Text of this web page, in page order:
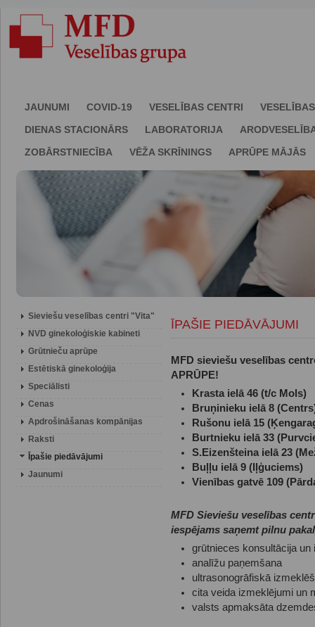
JAUNUMI COVID-19 VESELĪBAS CENTRI
DIENAS STACIONĀRS
LABORATORIJA
ZOBĀRSTNIECĪBA
VĒŽA SKRĪNINGS APRŪPE MĀJĀS
Sieviešu veselības centri "Vita"
NVD ginekoloģiskie kabineti
Grūtnieču aprūpe
Estētiskā ginekoloģija
Speciālisti
Cenas
Apdrošināšanas kompānijas
Raksti
Īpašie piedāvājumi
Jaunumi
ĪPAŠIE PIEDĀVĀJUMI
MFD sieviešu veselības
APRŪPE!
Krasta ielā 46 (t/c
Bruņinieku ielā 8
Rušonu ielā 15
Burtnieku ielā 33
S.Eizenšteina ielā 23
Buļļu ielā 9
Vienības gatvē 109
MFD Sieviešu veselības
iespējams saņemt pilnu
grūtnieces konsultācija un
analīžu paņemšana
ultrasonogrāfiskā
cita veida izmeklējumi un
valsts apmaksāta